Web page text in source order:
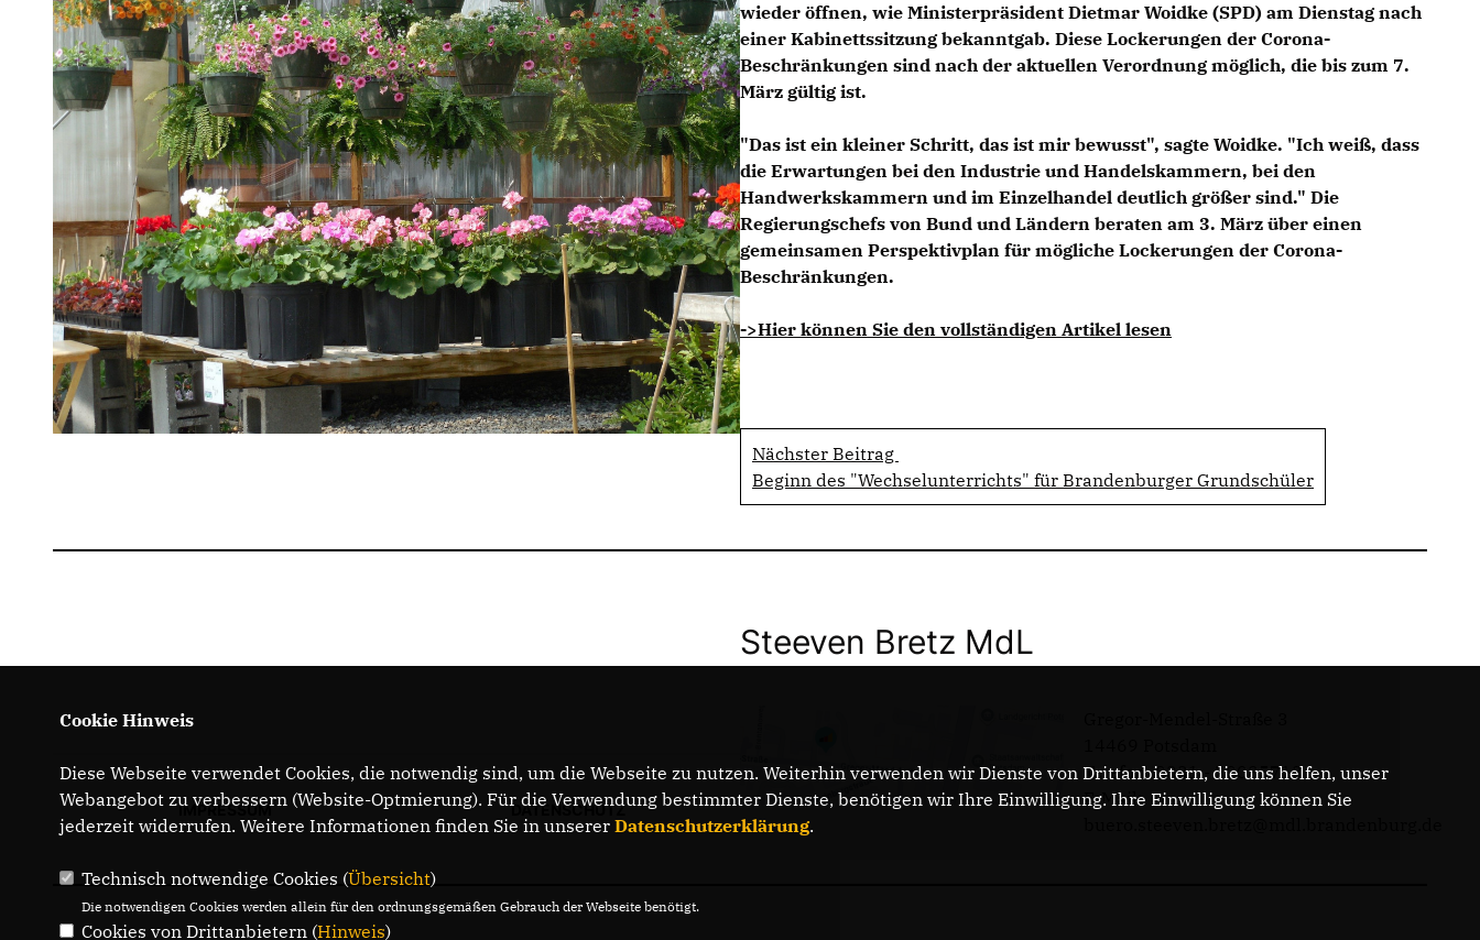
wieder öffnen, wie Ministerpräsident Dietmar Woidke (SPD) am Dienstag nach
einer Kabinettssitzung bekanntgab. Diese Lockerungen der Corona-
Beschränkungen sind nach der aktuellen Verordnung möglich, die bis zum 7.
März gültig ist.
"Das ist ein kleiner Schritt, das ist mir bewusst", sagte Woidke. "Ich weiß, dass
die Erwartungen bei den Industrie und Handelskammern, bei den
Handwerkskammern und im Einzelhandel deutlich größer sind." Die
Regierungschefs von Bund und Ländern beraten am 3. März über einen
gemeinsamen Perspektivplan für mögliche Lockerungen der Corona-
Beschränkungen.
->Hier können Sie den vollständigen Artikel lesen
Nächster Beitrag
Beginn des "Wechselunterrichts" für Brandenburger Grundschüler
IMPRESSUM DATENSCHUTZ
Steeven Bretz MdL
Telefon: 0331 - 20085713
E-Mail:
Cookie Hinweis
Diese Webseite verwendet Cookies, die notwendig sind, um die Webseite zu nutzen. Weiterhin verwenden wir Dienste von Drittanbietern, die uns helfen, unser
Webangebot zu verbessern (Website-Optmierung). Für die Verwendung bestimmter Dienste, benötigen wir Ihre Einwilligung. Ihre Einwilligung können Sie
jederzeit widerrufen. Weitere Informationen finden Sie in unserer Datenschutzerklärung.
Technisch notwendige Cookies (Übersicht)
Die notwendigen Cookies werden allein für den ordnungsgemäßen Gebrauch der Webseite benötigt.
Cookies von Drittanbietern (Hinweis)